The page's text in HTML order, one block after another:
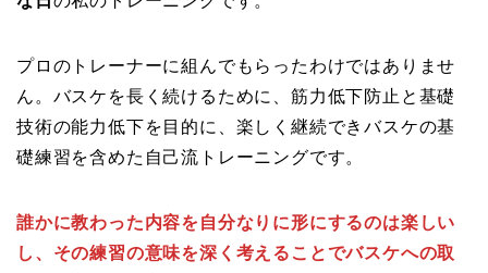
プロのトレーナーに組んでもらったわけではありませ
ん。バスケを長く続けるために、筋力低下防止と基礎
技術の能力低下を目的に、楽しく継続できバスケの基
礎練習を含めた自己流トレーニングです。
誰かに教わった内容を自分なりに形にするのは楽しい
し、その練習の意味を深く考えることでバスケへの取